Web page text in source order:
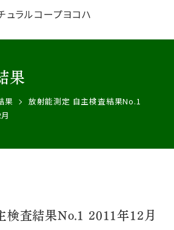
果
果
放射能測定 自主検査結果No.1
検査結果No.1 2011年12月